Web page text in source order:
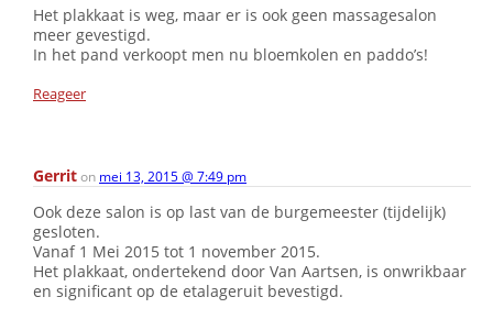
Het plakkaat is weg, maar er is ook geen massagesalon
meer gevestigd.
In het pand verkoopt men nu bloemkolen en paddo’s!
Reageer
Gerriton mei 13, 2015 @ 7:49 pm
Ook deze salon is op last van de burgemeester (tijdelijk)
gesloten.
Vanaf 1 Mei 2015 tot 1 november 2015.
Het plakkaat, ondertekend door Van Aartsen, is onwrikbaar
en significant op de etalageruit bevestigd.